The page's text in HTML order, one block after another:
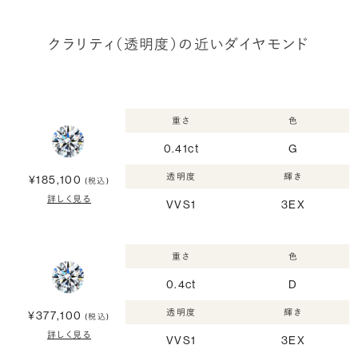
クラリティ（透明度）の近いダイヤモンド
¥185,100 (税込)
詳しく見る
重さ
0.41ct
色
G
透明度
VVS1
輝き
3EX
¥377,100 (税込)
詳しく見る
重さ
0.4ct
色
D
透明度
VVS1
輝き
3EX